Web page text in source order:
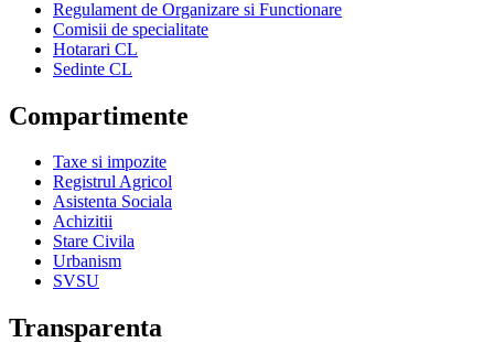
Regulament de Organizare si Functionare
Comisii de specialitate
Hotarari CL
Sedinte CL
Compartimente
Taxe si impozite
Registrul Agricol
Asistenta Sociala
Achizitii
Stare Civila
Urbanism
SVSU
Transparenta